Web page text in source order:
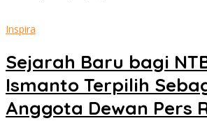
Inspira
Sejarah Baru bagi
Ismanto Terpilih
Anggota Dewan Pers